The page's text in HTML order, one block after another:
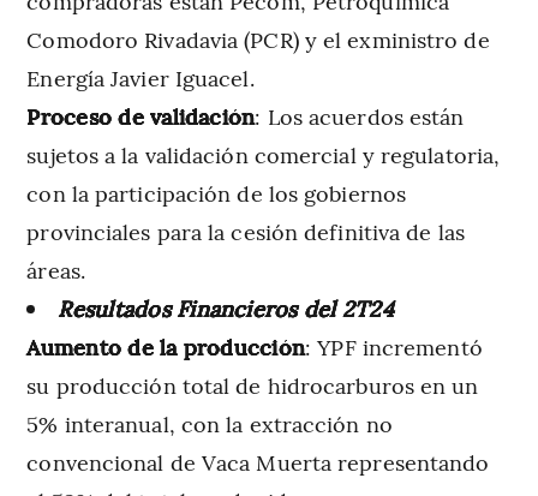
Comodoro Rivadavia (PCR) y el exministro de
Energía Javier Iguacel.
Proceso de validación: Los acuerdos están
sujetos a la validación comercial y regulatoria,
con la participación de los gobiernos
provinciales para la cesión definitiva de las
áreas.
Resultados Financieros del 2T24
Aumento de la producción: YPF incrementó
su producción total de hidrocarburos en un
5% interanual, con la extracción no
convencional de Vaca Muerta representando